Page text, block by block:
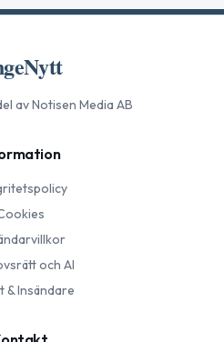
av Notisen Media AB
och AI
& Insändare